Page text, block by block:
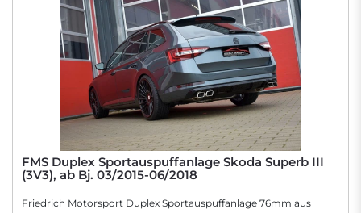
FMS Duplex Sportauspuffanlage Skoda Superb III
(3V3), ab Bj. 03/2015-06/2018
Friedrich Motorsport Duplex Sportauspuffanlage 76mm aus